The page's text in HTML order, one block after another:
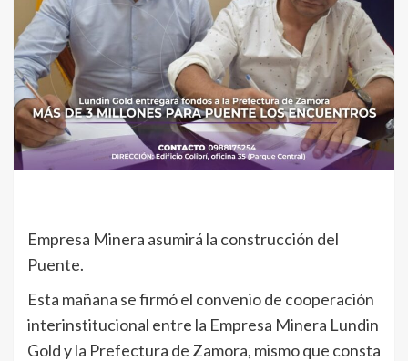
Empresa Minera asumirá la construcción del
Puente.
Esta mañana se firmó el convenio de cooperación
interinstitucional entre la Empresa Minera Lundin
Gold y la Prefectura de Zamora, mismo que consta